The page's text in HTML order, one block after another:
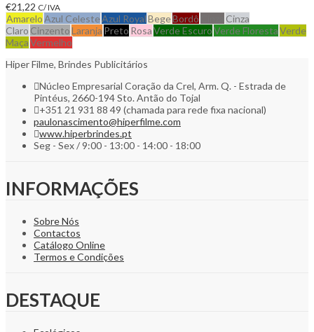
€21,22 C/ IVA
AmareloAzul CelesteAzul RoyalBegeBordô
Cinza
Claro CinzentoLaranja Preto RosaVerde EscuroVerde FlorestaVerde
MaçaVermelho
Hiper Filme, Brindes Publicitários
Núcleo Empresarial Coração da Crel, Arm. Q. - Estrada de
Pintéus, 2660-194 Sto. Antão do Tojal
+351 21 931 88 49 (chamada para rede fixa nacional)
paulonascimento@hiperfilme.com
www.hiperbrindes.pt
Seg - Sex / 9:00 - 13:00 - 14:00 - 18:00
INFORMAÇÕES
Sobre Nós
Contactos
Catálogo Online
Termos e Condições
DESTAQUE